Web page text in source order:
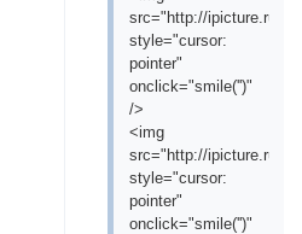
src="http://ipicture.ru/
style="cursor:
pointer"
onclick="smile('')"
/>
<img
src="http://ipicture.ru/
style="cursor:
pointer"
onclick="smile('')"